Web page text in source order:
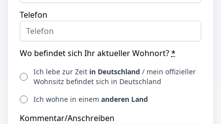
Telefon
Wo befindet sich Ihr aktueller Wohnort?*
Ich lebe zur Zeit in Deutschland / mein offizieller
Wohnsitz befindet sich in Deutschland
Ich wohne in einem anderen Land
Kommentar/Anschreiben